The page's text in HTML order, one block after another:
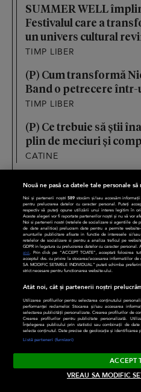
SUMMER WELL
Festivalul care a
un univers cultural
TIMP LIBER
(P) Cum transformă
Band o petrecere într-
TIMP LIBER
(P) Ce trebuie să știi
plin de meciuri și
CATINE
LIFESTYLE
Familie
Relații
Nouă ne pasă ca datele tale personale
Noi și partenerii noștri589 stocăm și/sau accesăm
pentru prelucrarea datelor cu caracter personal. Puteți
respectiv vă puteți opune utilizării unui interes legitim în
Aceste alegeri vor fi raportate partenerilor noștri și nu vă vor
Noi si partenerii nostri (retelele de socializare si agentiile de
de date analitice) prelucram date pentru a permite
anunturile publicitare afisate in functie de interesele si/
retelelor de socializare si pentru a analiza traficul pe
GDPR in legatura cu prelucrarea datelor cu caracter
aici. Prin click pe “ACCEPT TOATE”, acceptati folosirea
acceptul dvs. cu privire la stocarea/accesarea informatiilor
SA MODIFIC SETARILE INDIVIDUAL” puteti schimba
strict necesare pentru functionarea website-ului.
Atât noi, cât și partenerii noștri
Utilizarea profilurilor pentru selectarea conținutului
performanței reclamelor. Stocarea și/sau accesarea
selectarea publicității personalizate. Crearea profilurilor de
Crearea profilurilor pentru publicitate personalizată.
Înțelegerea publicului prin statistici sau combinații de
selecta conținutul. Date precise de geolocație și identificarea
Listă parteneri (furnizori)
ACCEPT
VREAU SA MODIFIC